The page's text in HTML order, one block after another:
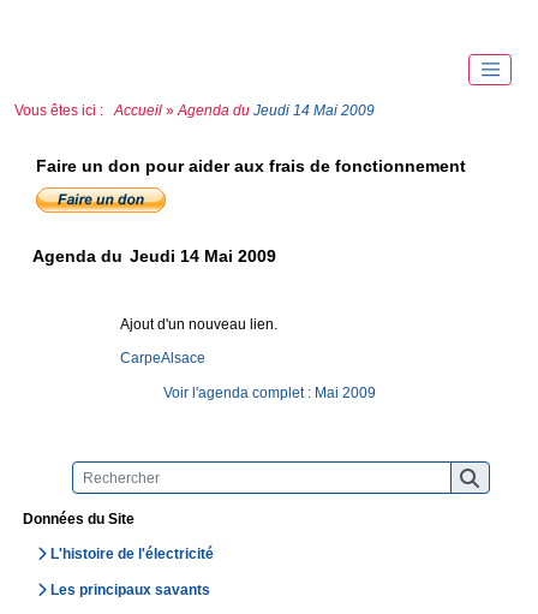
Vous êtes ici : Accueil » Agenda du Jeudi 14 Mai 2009
Données du Site
L'histoire de l'électricité
Les principaux savants
Faire un don pour aider aux frais de fonctionnement
Agenda du Jeudi 14 Mai 2009
Ajout d'un nouveau lien.
CarpeAlsace
Voir l'agenda complet : Mai 2009